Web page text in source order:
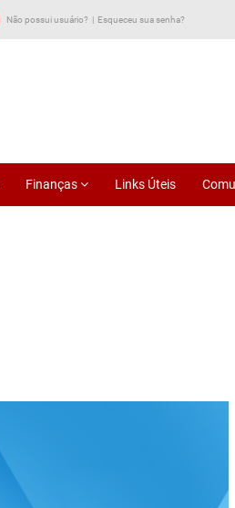
Não possui usuário? Esqueceu sua senha?
Finanças Links Úteis